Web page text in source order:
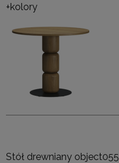
+kolory
Stół drewniany object055